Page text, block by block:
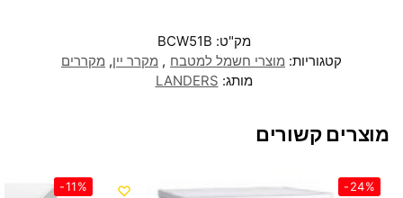
מק"ט: BCW51B
קטגוריות: מוצרי חשמל למטבח , מקרר יין, מקררים
מותג: LANDERS
מוצרים קשורים
-24%
-11%